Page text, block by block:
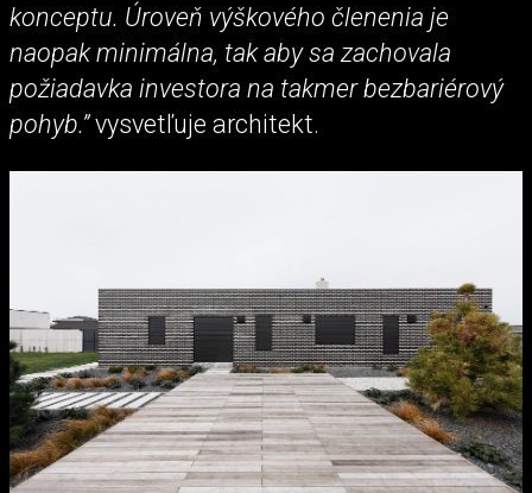
konceptu. Úroveň výškového členenia je
naopak minimálna, tak aby sa zachovala
požiadavka investora na takmer bezbariérový
pohyb.”vysvetľuje architekt.